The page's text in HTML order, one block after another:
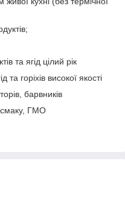
та ягід цілий рік
та горіхів високої якості
барвників
смаку, ГМО